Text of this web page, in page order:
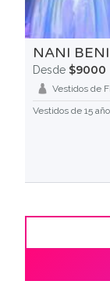
NANI
Desde $9000
Vestidos de
Vestidos de 15